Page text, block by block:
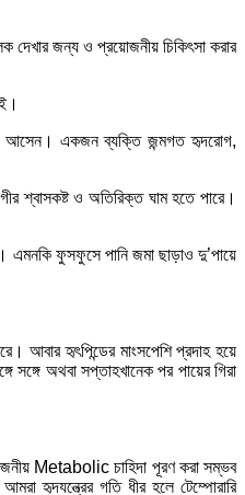
দেখার জন্য ও প্রয়োজনীয় চিকিৎসা করার
আসেন। একজন ব্যক্তি জন্মগত হৃদরোগ,
শ্বাসকষ্ট ও অতিরিক্ত ঘাম হতে পারে।
এমনকি ফুসফুসে পানি জমা ছাড়াও দু’পায়ে
আবার হৃৎপিন্ডের মাংসপেশি প্রদাহ হয়ে
সঙ্গে অথবা সপ্তাহখানেক পর পায়ের গিরা
Metabolic চাহিদা পূরণ করা সম্ভব
হৃদযন্ত্রের গতি ধীর হলে টেম্পোরারি